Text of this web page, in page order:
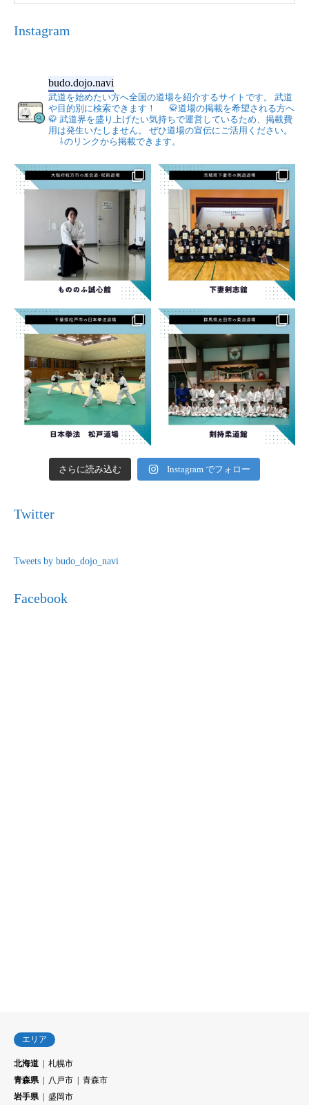
Instagram
budo.dojo.navi
武道を始めたい方へ全国の道場を紹介するサイトです。
武道
や目的別に検索できます！
🥋道場の掲載を希望される方へ
🥋 武道界を盛り上げたい気持ちで運営しているため、掲載費
用は発生いたしません。
ぜひ道場の宣伝にご活用ください。
⇩のリンクから掲載できます。
さらに読み込む Instagram でフォロー
Twitter
Tweets by budo_dojo_navi
Facebook
エリア
北海道
札幌市
青森県
八戸市
青森市
岩手県
盛岡市